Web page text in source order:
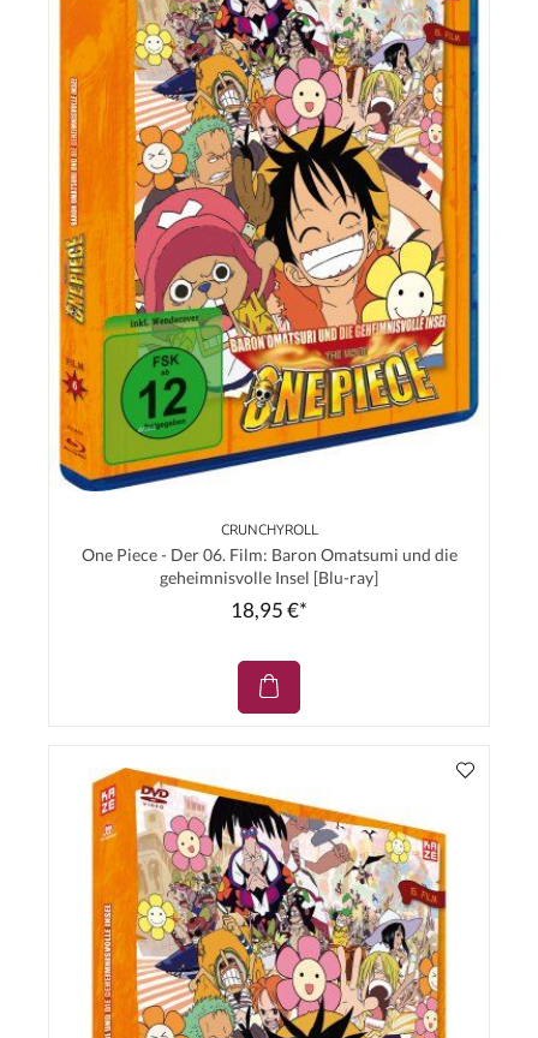
CRUNCHYROLL
One Piece - Der 06. Film: Baron Omatsumi und die
geheimnisvolle Insel [Blu-ray]
18,95 €*